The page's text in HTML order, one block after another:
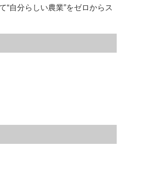
自分らしい農業”をゼロからス